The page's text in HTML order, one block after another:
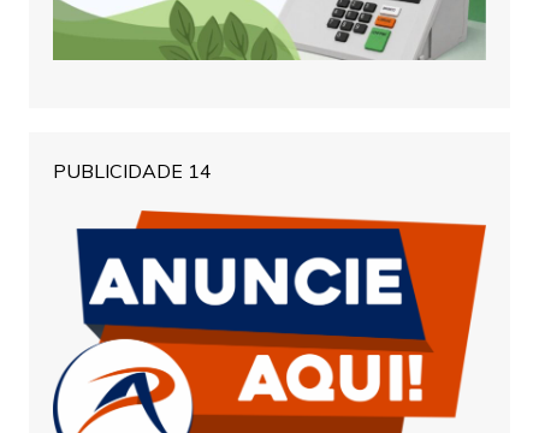
PUBLICIDADE 14